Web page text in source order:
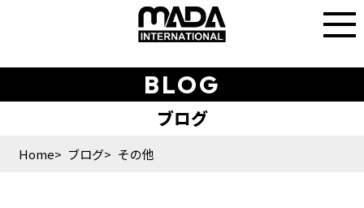
BLOG
Home ブログ その他